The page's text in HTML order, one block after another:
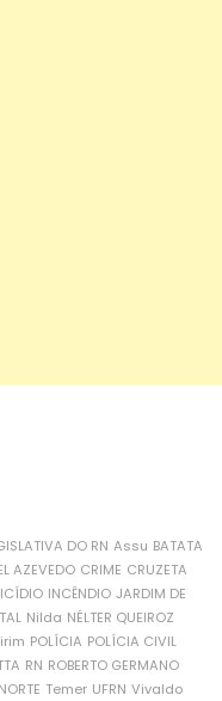
DO RN Assu BATATA
AZEVEDO CRIME CRUZETA
INCÊNDIO JARDIM DE
Nilda NÉLTER QUEIROZ
POLÍCIA POLÍCIA CIVIL
RN ROBERTO GERMANO
Temer UFRN Vivaldo